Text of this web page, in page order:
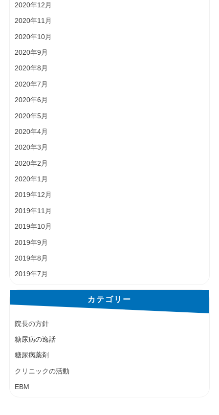
2020年12月
2020年11月
2020年10月
2020年9月
2020年8月
2020年7月
2020年6月
2020年5月
2020年4月
2020年3月
2020年2月
2020年1月
2019年12月
2019年11月
2019年10月
2019年9月
2019年8月
2019年7月
カテゴリー
院長の方針
糖尿病の逸話
糖尿病薬剤
クリニックの活動
EBM